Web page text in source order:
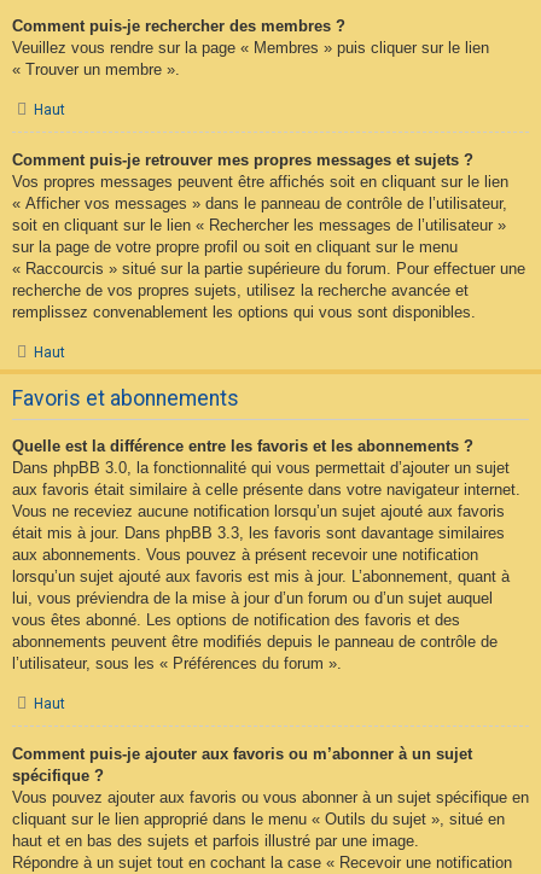
Comment puis-je rechercher des membres ?
Veuillez vous rendre sur la page « Membres » puis cliquer sur le lien
« Trouver un membre ».
Haut
Comment puis-je retrouver mes propres messages et sujets ?
Vos propres messages peuvent être affichés soit en cliquant sur le lien
« Afficher vos messages » dans le panneau de contrôle de l’utilisateur,
soit en cliquant sur le lien « Rechercher les messages de l’utilisateur »
sur la page de votre propre profil ou soit en cliquant sur le menu
« Raccourcis » situé sur la partie supérieure du forum. Pour effectuer une
recherche de vos propres sujets, utilisez la recherche avancée et
remplissez convenablement les options qui vous sont disponibles.
Haut
Favoris et abonnements
Quelle est la différence entre les favoris et les abonnements ?
Dans phpBB 3.0, la fonctionnalité qui vous permettait d’ajouter un sujet
aux favoris était similaire à celle présente dans votre navigateur internet.
Vous ne receviez aucune notification lorsqu’un sujet ajouté aux favoris
était mis à jour. Dans phpBB 3.3, les favoris sont davantage similaires
aux abonnements. Vous pouvez à présent recevoir une notification
lorsqu’un sujet ajouté aux favoris est mis à jour. L’abonnement, quant à
lui, vous préviendra de la mise à jour d’un forum ou d’un sujet auquel
vous êtes abonné. Les options de notification des favoris et des
abonnements peuvent être modifiés depuis le panneau de contrôle de
l’utilisateur, sous les « Préférences du forum ».
Haut
Comment puis-je ajouter aux favoris ou m’abonner à un sujet
spécifique ?
Vous pouvez ajouter aux favoris ou vous abonner à un sujet spécifique en
cliquant sur le lien approprié dans le menu « Outils du sujet », situé en
haut et en bas des sujets et parfois illustré par une image.
Répondre à un sujet tout en cochant la case « Recevoir une notification